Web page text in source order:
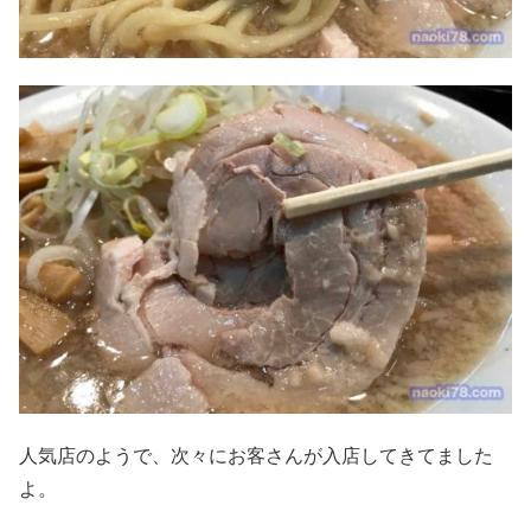
人気店のようで、次々にお客さんが入店してきてました
よ。